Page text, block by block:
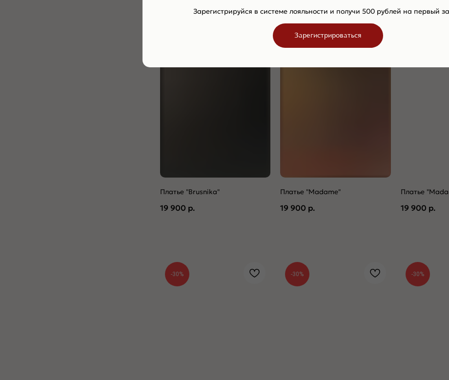
Платье "Brusnika"
19 900 р.
-30%
Платье "Madame"
19 900 р.
Платье
19 900 р.
-30% -30% -30%
Зарегистрируйся в системе лояльности и получи 500 рублей на первый
Зарегистрироваться